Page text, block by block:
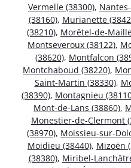
Vermelle (38300),
(38160), Murianette
(38210), Morêtel-de-
Montseveroux (38122),
(38620), Montfalcon
Montchaboud (38220),
Saint-Martin (38330),
(38390), Montagnieu
Mont-de-Lans (38860),
Monestier-de-Clermont
(38970), Moissieu-sur-
Moidieu (38440), Mizoën
(38380), Miribel-